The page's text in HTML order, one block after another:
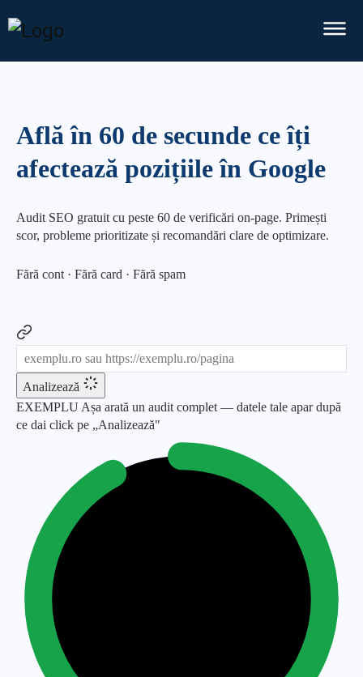
Află în 60 de secunde ce îți
afectează pozițiile în Google
Audit SEO gratuit cu peste 60 de verificări on-page. Primești
scor, probleme prioritizate și recomandări clare de optimizare.
Fără cont · Fără card · Fără spam
Analizează
EXEMPLU Așa arată un audit complet — datele tale apar după
ce dai click pe „Analizează"